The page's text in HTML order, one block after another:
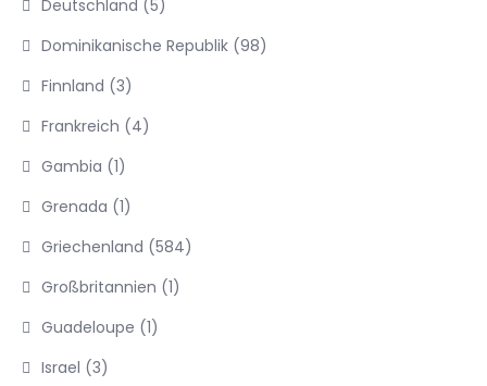
Deutschland (5)
Dominikanische Republik (98)
Finnland (3)
Frankreich (4)
Gambia (1)
Grenada (1)
Griechenland (584)
Großbritannien (1)
Guadeloupe (1)
Israel (3)